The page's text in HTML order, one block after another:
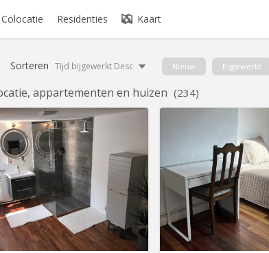
Colocatie Residenties Kaart
Sorteren Tijd bijgewerkt Desc Nieuw Bijgewerkt
appartementen en huizen (234)
BK 19109
+ 3 chambres à louer dans
une maison familiale rénovée,
située, à 20 min de l'ULB, à
20 min des Communautés
Pourquoi choisir cette
colocation ? * Cadre de vie
Jardin, pergola, barbecue,
à disposition. * Équipements
Intéressé(e) par une
dans une
tombez bien ! La
est dotée d’un lit
largeur de 120 m.
sanitaires pour
de tous à tout
est au